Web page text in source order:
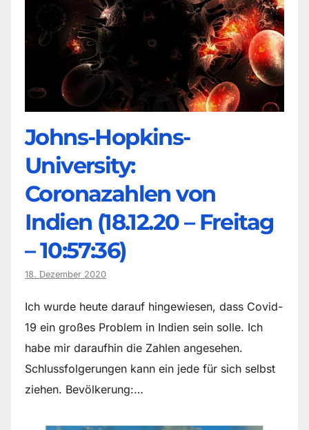
Johns-Hopkins-
University:
Coronazahlen von
Indien (18.12.20 – Freitag
– 10:57:36)
18. Dezember 2020
Ich wurde heute darauf hingewiesen, dass Covid-
19 ein großes Problem in Indien sein solle. Ich
habe mir daraufhin die Zahlen angesehen.
Schlussfolgerungen kann ein jede für sich selbst
ziehen. Bevölkerung:…